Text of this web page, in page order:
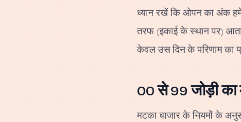
ध्यान रखें कि ओपन का अंक
तरफ (इकाई के स्थान पर) आता
केवल उस दिन के परिणाम का
00 से 99 जोड़ी
मटका बाजार के नियमों के